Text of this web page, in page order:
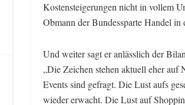
Kostensteigerungen nicht in vollem
Obmann der Bundessparte Handel
Und weiter sagt er anlässlich der
„Die Zeichen stehen aktuell eher
Events sind gefragt. Die Lust aufs
wieder erwacht. Die Lust auf